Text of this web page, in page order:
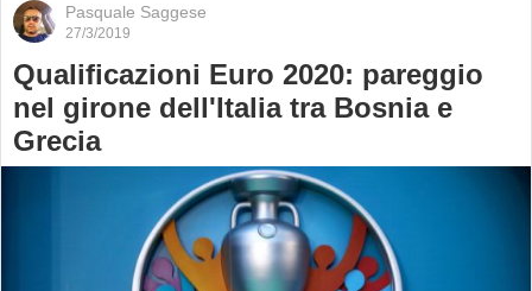
Pasquale Saggese
27/3/2019
Qualificazioni Euro 2020: pareggio
nel girone dell'Italia tra Bosnia e
Grecia